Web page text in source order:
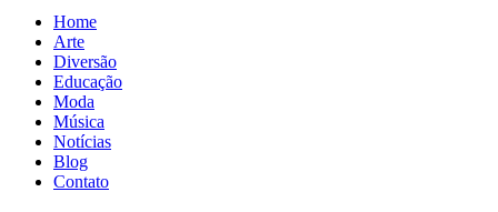
Home
Arte
Diversão
Educação
Moda
Música
Notícias
Blog
Contato